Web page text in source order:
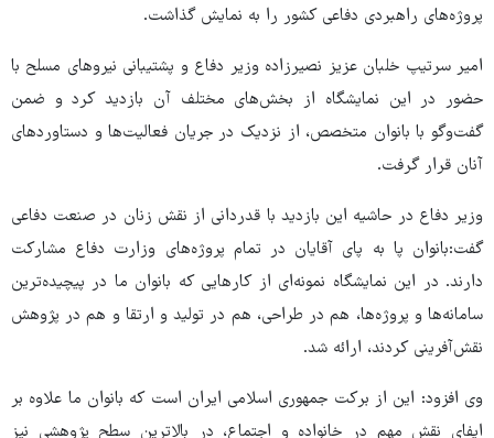
پروژه‌های راهبردی دفاعی کشور را به نمایش گذاشت.
امیر سرتیپ خلبان عزیز نصیرزاده وزیر دفاع و پشتیبانی نیروهای مسلح با
حضور در این نمایشگاه از بخش‌های مختلف آن بازدید کرد و ضمن
گفت‌وگو با بانوان متخصص، از نزدیک در جریان فعالیت‌ها و دستاوردهای
آنان قرار گرفت.
وزیر دفاع در حاشیه این بازدید با قدردانی از نقش زنان در صنعت دفاعی
گفت:بانوان پا به پای آقایان در تمام پروژه‌های وزارت دفاع مشارکت
دارند. در این نمایشگاه نمونه‌ای از کارهایی که بانوان ما در پیچیده‌ترین
سامانه‌ها و پروژه‌ها، هم در طراحی، هم در تولید و ارتقا و هم در پژوهش
نقش‌آفرینی کردند، ارائه شد.
وی افزود: این از برکت جمهوری اسلامی ایران است که بانوان ما علاوه بر
ایفای نقش مهم در خانواده و اجتماع، در بالاترین سطح پژوهشی نیز